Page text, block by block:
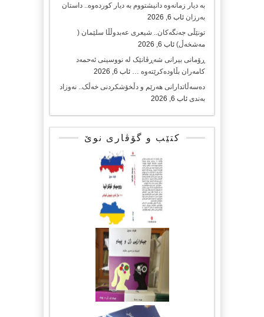
بە دیار زمانەوە دانیشتووم بە دیار کوردەوە.. داستان
بەرزان ئاب 6, 2026
تونێڵی جەنگەکان.. شیعری عەبدوڵڵا سلێمان (
مەشخەڵ) ئاب 6, 2026
ڕۆمانی بیرانی شەڕڤانێک لە نووسینی ئەحمەد
کامەران بڵاودەکرێتەوە … ئاب 6, 2026
دەسەڵاتدارانی هەرێم و دڵخۆشکردنی خەڵک.. نەوزاد
بەندی ئاب 6, 2026
کتێب و گۆڤاری نوێ